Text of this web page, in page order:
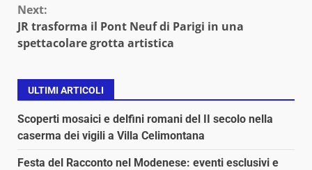
Next:
JR trasforma il Pont Neuf di Parigi in una
spettacolare grotta artistica
ULTIMI ARTICOLI
Scoperti mosaici e delfini romani del II secolo nella
caserma dei vigili a Villa Celimontana
Festa del Racconto nel Modenese: eventi esclusivi e